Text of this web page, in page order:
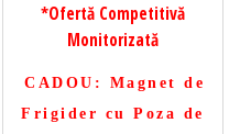
*Ofertă Competitivă
Monitorizată
CADOU : Magnet de
Frigider cu Poza de